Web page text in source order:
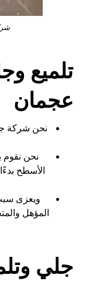
تلميع
عجمان
نحن شركة
نحن نقوم
الأسطح
ويعزى
المؤهل
جلي